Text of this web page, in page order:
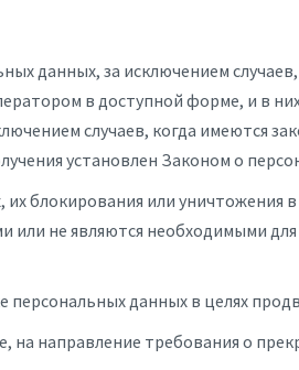
данных, за исключением
в доступной форме, и в
случаев, когда имеются
установлен Законом о
блокирования или уничтожения
не являются необходимыми
данных в целях
на направление требования о